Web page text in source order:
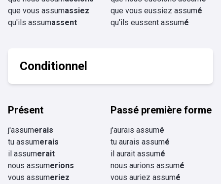
que vous assumassiez
qu'ils assumassent
que vous eussiez assumé
qu'ils eussent assumé
Conditionnel
Présent
j'assumerais
tu assumerais
il assumerait
nous assumerions
vous assumeriez
Passé première forme
j'aurais assumé
tu aurais assumé
il aurait assumé
nous aurions assumé
vous auriez assumé